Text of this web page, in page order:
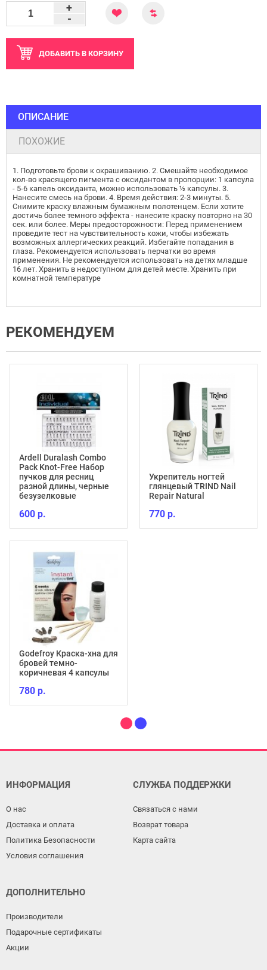
-
+
ДОБАВИТЬ В КОРЗИНУ
ОПИСАНИЕ
ПОХОЖИЕ
1. Подготовьте брови к окрашиванию. 2. Смешайте необходимое
кол-во красящего пигмента с оксидантом в пропорции: 1 капсула
- 5-6 капель оксиданта, можно использовать ½ капсулы. 3.
Нанесите смеcь на брови. 4. Время действия: 2-3 минуты. 5.
Снимите краску влажным бумажным полотенцем. Если хотите
достичь более темного эффекта - нанесите краску повторно на 30
сек. или более. Меры предосторожности: Перед применением
проведите тест на чувствительность кожи, чтобы избежать
возможных аллергических реакций. Избегайте попадания в
глаза. Рекомендуется использовать перчатки во время
применения. Не рекомендуется использовать на детях младше
16 лет. Хранить в недоступном для детей месте. Хранить при
комнатной температуре
РЕКОМЕНДУЕМ
Ardell Duralash Combo
Pack Knot-Free Набор
пучков для ресниц
разной длины, черные
безузелковые
600 р.
Godefroy Краска-хна для
бровей темно-
коричневая 4 капсулы
780 р.
Укрепитель ногтей
глянцевый TRIND Nail
Repair Natural
770 р.
ИНФОРМАЦИЯ
О нас
Доставка и оплата
Политика Безопасности
Условия соглашения
СЛУЖБА ПОДДЕРЖКИ
Связаться с нами
Возврат товара
Карта сайта
ДОПОЛНИТЕЛЬНО
Производители
Подарочные сертификаты
Акции